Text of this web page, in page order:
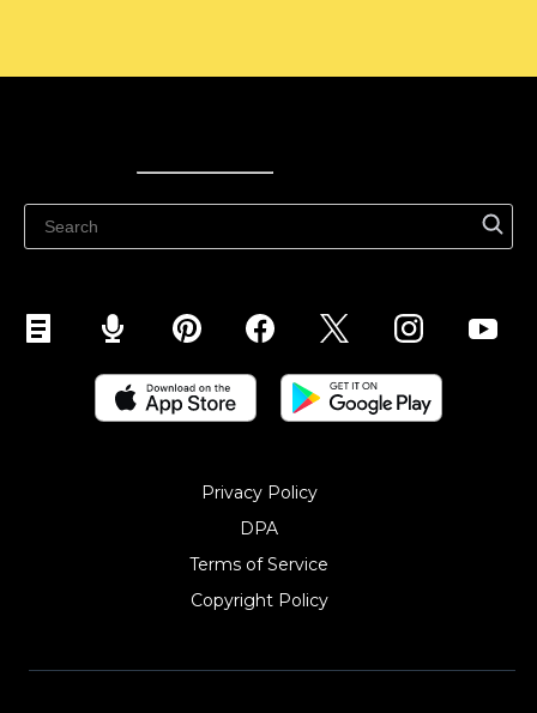
Privacy Policy
DPA
Terms of Service
Copyright Policy‎